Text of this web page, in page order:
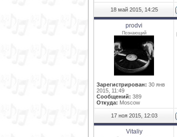
18 май 2015, 14:25
prodvi
Познающий
Зарегистрирован: 30 янв
2015, 11:49
Сообщений: 389
Откуда: Moscow
17 ноя 2015, 12:03
Vitaliy